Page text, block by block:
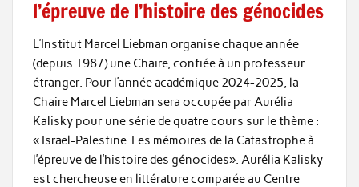
l’épreuve de l’histoire des génocides
L’Institut Marcel Liebman organise chaque année
(depuis 1987) une Chaire, confiée à un professeur
étranger. Pour l’année académique 2024-2025, la
Chaire Marcel Liebman sera occupée par Aurélia
Kalisky pour une série de quatre cours sur le thème :
« Israël-Palestine. Les mémoires de la Catastrophe à
l’épreuve de l’histoire des génocides». Aurélia Kalisky
est chercheuse en littérature comparée au Centre